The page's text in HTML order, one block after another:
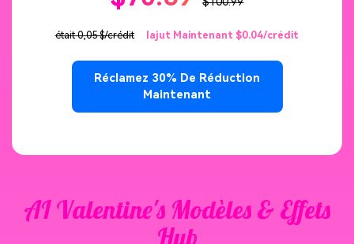
était 0,05 $/crédit lajut Maintenant $0.04/crédit
Réclamez 30% De Réduction
Maintenant
AI Valentine's Modèles & Effets
Hub